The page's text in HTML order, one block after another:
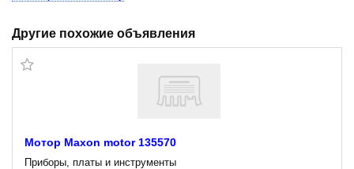
Другие похожие объявления
Мотор Maxon motor 135570
Приборы, платы и инструменты